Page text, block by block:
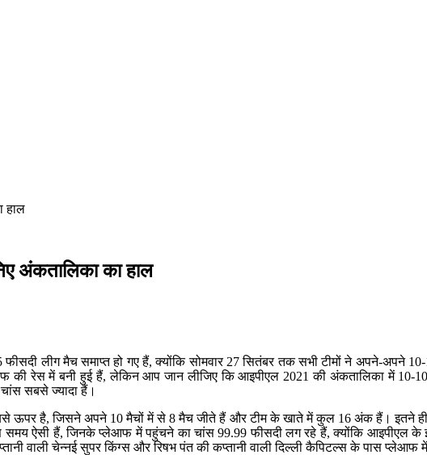
हाल
अंकतालिका का हाल
लीग मैच समाप्त हो गए हैं, क्योंकि सोमवार 27 सितंबर तक सभी टीमों ने अपने-
रेस में बनी हुई हैं, लेकिन आप जान लीजिए कि आइपीएल 2021 की अंकतालिका में 10-10
सबसे ज्यादा हैं।
है, जिसने अपने 10 मैचों में से 8 मैच जीते हैं और टीम के खाते में कुल 16 अंक हैं। इतने ही
ऐसी हैं, जिनके प्लेआफ में पहुंचने का चांस 99.99 फीसदी लग रहे हैं, क्योंकि आइपीएल के
वाली चेन्नई सुपर किंग्स और रिषभ पंत की कप्तानी वाली दिल्ली कैपिटल्स के पास प्लेआफ